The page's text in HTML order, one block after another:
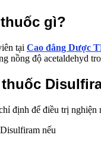
gì?
tại Cao đẳng Dược
nồng độ acetaldehyd
định để điều trị nghiện
nếu